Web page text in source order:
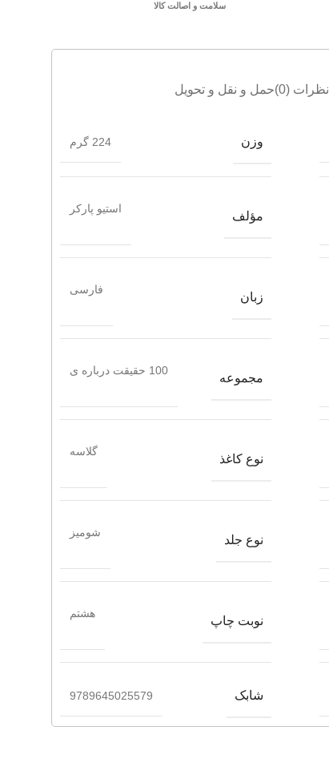
سلامت و اصالت کالا
نظرات (0) حمل و نقل و تحویل
وزن 224 گرم
مؤلف
استیو پارکر
زبان
فارسی
مجموعه
100 حقیقت درباره ی
نوع کاغذ
گلاسه
نوع جلد
شومیز
نوبت چاپ
هشتم
شابک 9789645025579